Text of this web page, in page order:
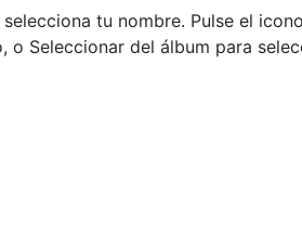
tu nombre. Pulse el
Seleccionar del álbum para